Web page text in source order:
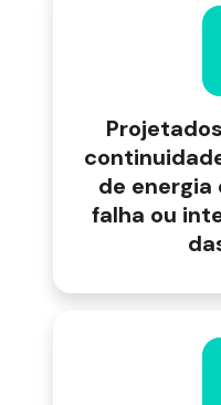
de
falha ou